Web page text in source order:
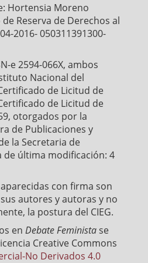
Hortensia Moreno
Reserva de Derechos al
2016- 050311391300-
e 2594-066X, ambos
Nacional del
de Licitud de
de Licitud de
otorgados por la
de Publicaciones y
la Secretaria de
de última modificación: 4
con firma son
autores y autoras y no
la postura del CIEG.
en Debate Feministase
Creative Commons
No Derivados 4.0